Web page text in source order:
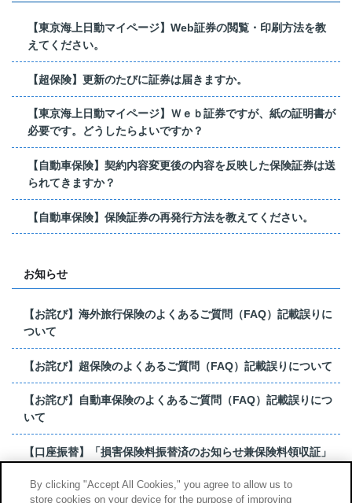
【東京海上日動マイページ】Web証券の閲覧・印刷方法を教
えてください。
【超保険】更新のたびに証券は届きますか。
【東京海上日動マイページ】Ｗｅｂ証券ですが、紙の証明書が
必要です。どうしたらよいですか？
【自動車保険】契約内容変更後の内容を反映した保険証券は送
られてきますか？
【自動車保険】保険証券の再発行方法を教えてください。
お知らせ
【お詫び】海外旅行保険のよくあるご質問（FAQ）記載誤りに
ついて
【お詫び】超保険のよくあるご質問（FAQ）記載誤りについて
【お詫び】自動車保険のよくあるご質問（FAQ）記載誤りにつ
いて
【口座振替】「損害保険料振替済のお知らせ兼保険料領収証」
By clicking "Accept All Cookies," you agree to allow us to
store cookies on your device for the purpose of improving